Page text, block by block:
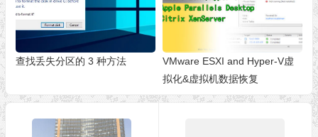
查找丢失分区的 3 种方法
VMware ESXI and Hyper-V虚
拟化&虚拟机数据恢复